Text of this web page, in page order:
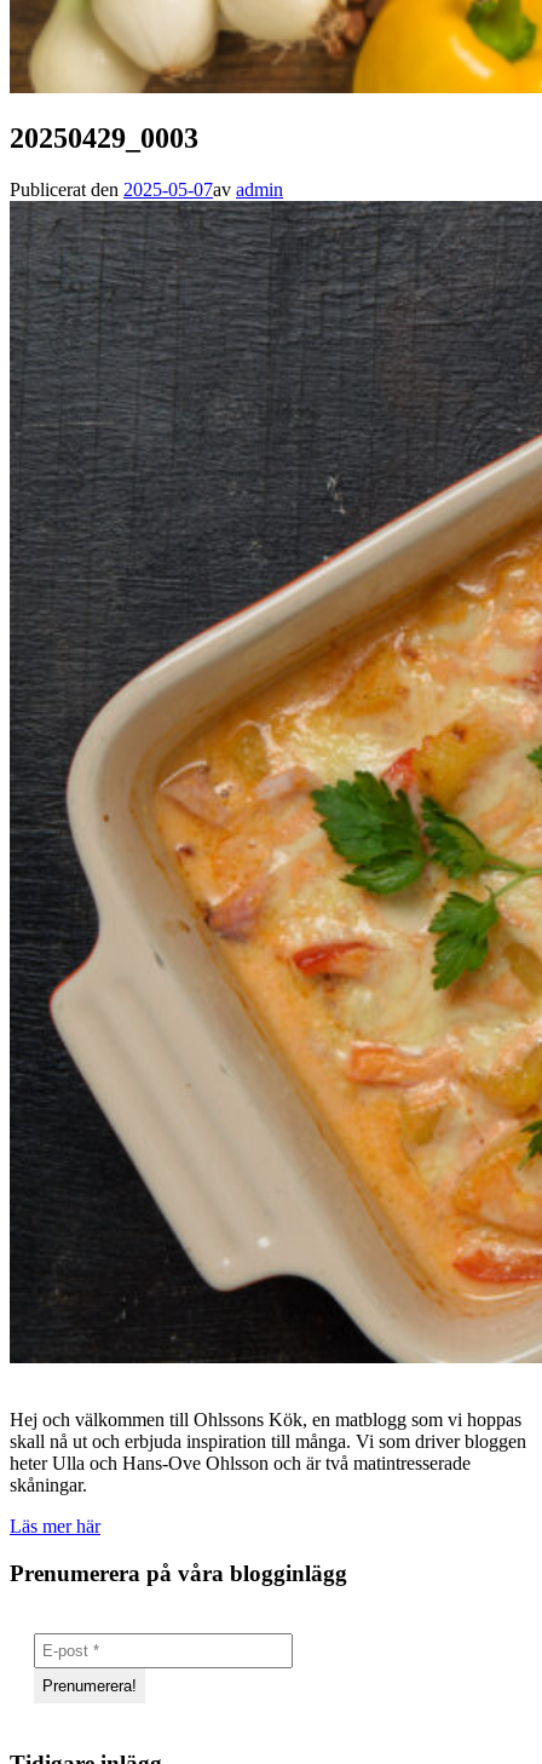
20250429_0003
Publicerat den 2025-05-07av admin
Hej och välkommen till Ohlssons Kök, en matblogg som vi hoppas
skall nå ut och erbjuda inspiration till många. Vi som driver bloggen
heter Ulla och Hans-Ove Ohlsson och är två matintresserade
skåningar.
Läs mer här
Prenumerera på våra blogginlägg